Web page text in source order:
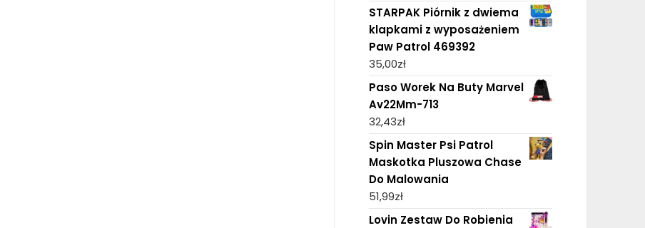
STARPAK Piórnik z dwiema
klapkami z wyposażeniem
Paw Patrol 469392
35,00zł
Paso Worek Na Buty Marvel
Av22Mm-713
32,43zł
Spin Master Psi Patrol
Maskotka Pluszowa Chase
Do Malowania
51,99zł
Lovin Zestaw Do Robienia